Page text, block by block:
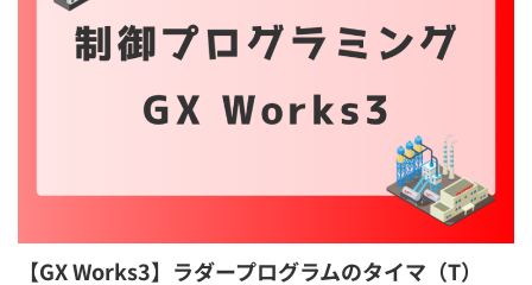
【GX Works3】ラダープログラムのタイマ（T）